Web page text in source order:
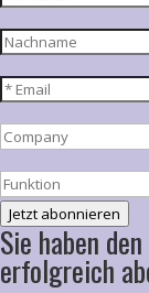
Jetzt abonnieren
Sie haben
erfolgreich